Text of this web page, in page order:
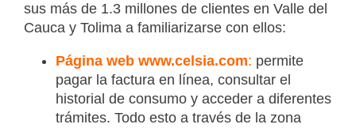
sus más de 1.3 millones de clientes en Valle del
Cauca y Tolima a familiarizarse con ellos:
Página web www.celsia.com: permite
pagar la factura en línea, consultar el
historial de consumo y acceder a diferentes
trámites. Todo esto a través de la zona